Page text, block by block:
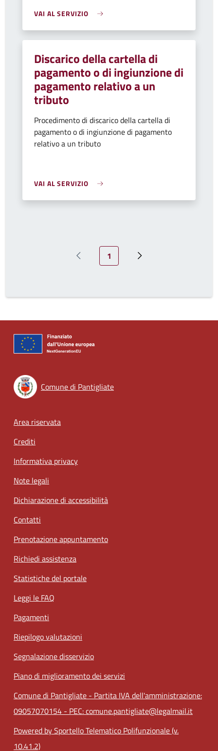
VAI AL SERVIZIO
Discarico della cartella di
pagamento o di ingiunzione di
pagamento relativo a un
tributo
Procedimento di discarico della cartella di
pagamento o di ingiunzione di pagamento
relativo a un tributo
VAI AL SERVIZIO
Pagina precedente
Pagina attuale
1 Prossima pagina
Comune di Pantigliate
Footer menu
Area riservata
Crediti
Informativa privacy
Note legali
Dichiarazione di accessibilità
Contatti
Prenotazione appuntamento
Richiedi assistenza
Statistiche del portale
Leggi le FAQ
Pagamenti
Riepilogo valutazioni
Segnalazione disservizio
Piano di miglioramento dei servizi
Comune di Pantigliate - Partita IVA dell'amministrazione:
09057070154 - PEC: comune.pantigliate@legalmail.it
Powered by Sportello Telematico Polifunzionale (v.
10.41.2)